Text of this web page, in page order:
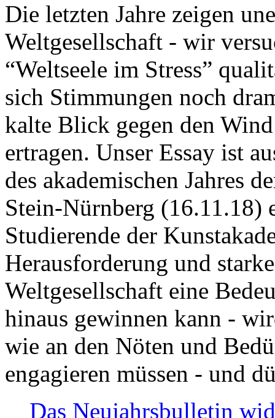
Die letzten Jahre zeigen
Weltgesellschaft - wir
“Weltseele im Stress”
sich Stimmungen noch
kalte Blick gegen den
ertragen. Unser Essay ist
des akademischen Jahres
Stein-Nürnberg (16.11.18)
Studierende der
Herausforderung und
Weltgesellschaft eine
hinaus gewinnen kann -
wie an den Nöten und
engagieren müssen - und
Das Neujahrsbulletin